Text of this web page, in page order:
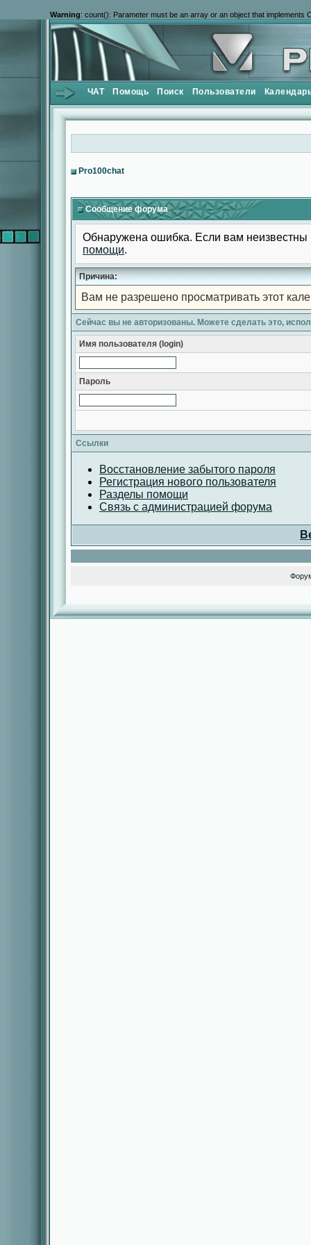
Warning: count(): Parameter must be an array or an object that implements
ЧАТ Помощь Поиск Пользователи
Pro100chat
Сообщение форума
Обнаружена ошибка. Если вам
помощи.
Причина:
Вам не разрешено просматривать этот
Сейчас вы не авторизованы. Можете сделать это,
Имя пользователя (login)
Пароль
Ссылки
Восстановление забытого пароля
Регистрация нового пользователя
Разделы помощи
Связь с администрацией форума